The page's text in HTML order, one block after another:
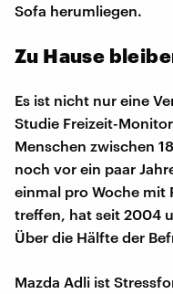
Sofa herumliegen.
Zu Hause
Es ist nicht nur eine
Studie Freizeit-
Menschen zwischen
noch vor ein paar
einmal pro Woche mit
treffen, hat seit 2004
Über die Hälfte der
Mazda Adli ist